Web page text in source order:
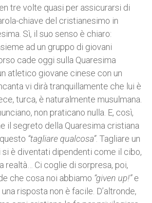
tre volte quasi per assicurarsi di
chiave del cristianesimo in
Sì, il suo senso è chiaro:
ad un gruppo di giovani
cade oggi sulla Quaresima
atletico giovane cinese con un
vi dirà tranquillamente che lui è
turca, è naturalmente musulmana.
non praticano nulla. E, così,
il segreto della Quaresima cristiana
“tagliare qualcosa”. Tagliare un
è diventati dipendenti come il cibo,
realtà… Ci coglie di sorpresa, poi,
che cosa noi abbiamo “given up!”e
risposta non è facile. D’altronde,